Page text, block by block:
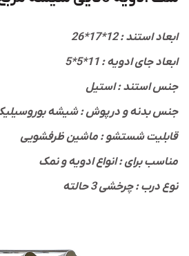
ابعاد استند : 12*17*26
ابعاد جای ادویه : 11*5*5
جنس استند : استیل
جنس بدنه و درپوش : شیشه بوروسیلیکات ، استیل
قابلیت شستشو : ماشین ظرفشویی
نوع درب : چرخشی 3 حالته